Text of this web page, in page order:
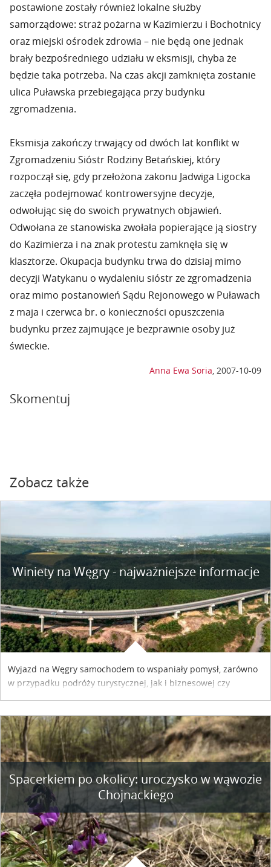
postawione zostały również lokalne służby
samorządowe: straż pożarna w Kazimierzu i Bochotnicy
oraz miejski ośrodek zdrowia – nie będą one jednak
brały bezpośredniego udziału w eksmisji, chyba że
będzie taka potrzeba. Na czas akcji zamknięta zostanie
ulica Puławska przebiegająca przy budynku
zgromadzenia.
Eksmisja zakończy trwający od dwóch lat konflikt w
Zgromadzeniu Sióstr Rodziny Betańskiej, który
rozpoczął się, gdy przełożona zakonu Jadwiga Ligocka
zaczęła podejmować kontrowersyjne decyzje,
odwołując się do swoich prywatnych objawień.
Odwołana ze stanowiska zwołała popierające ją siostry
do Kazimierza i na znak protestu zamknęła się w
klasztorze. Okupacja budynku trwa do dzisiaj mimo
decyzji Watykanu o wydaleniu sióstr ze zgromadzenia
oraz mimo postanowień Sądu Rejonowego w Puławach
z maja i czerwca br. o konieczności opuszczenia
budynku przez zajmujące je bezprawnie osoby już
świeckie.
Anna Ewa Soria, 2007-10-09
Skomentuj
Zobacz także
Winiety na Węgry - najważniejsze informacje
Wyjazd na Węgry samochodem to wspaniały pomysł, zarówno
w przypadku podróży turystycznej, jak i biznesowej czy
współpracy reklamowej z Hungary Vignette.
Spacerkiem po okolicy: uroczysko w wąwozie
Chojnackiego